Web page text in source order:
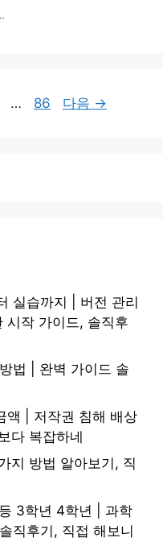
…
페
86 다음 →
실습까지 | 버전 관리
시작 가이드, 솔직후
법 | 완벽 가이드 솔
액 | 저작권 침해 배상
다 복잡하네
지 방법 알아보기, 직
3학년 4학년 | 과학
직후기, 직접 해보니